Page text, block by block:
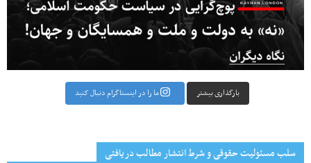
بارگذاری بیشتر ما را در اینستاگرام دنبال کنید
سلب مسئولیت حقوقی و شرط انتشار مطالب دریافتی